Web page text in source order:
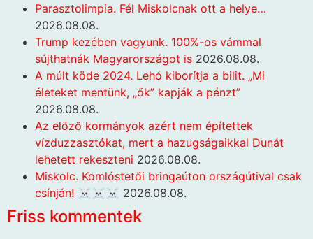
Parasztolimpia. Fél Miskolcnak ott a helye…
2026.08.08.
Trump kezében vagyunk. 100%-os vámmal
sújthatnák Magyarországot is 2026.08.08.
A múlt köde 2024. Lehó kiborítja a bilit. „Mi
életeket mentünk, „ők” kapják a pénzt”
2026.08.08.
Az előző kormányok azért nem építettek
vízduzzasztókat, mert a hazugságaikkal Dunát
lehetett rekeszteni 2026.08.08.
Miskolc. Komlóstetői bringaúton országútival csak
csínján! ☠️☠️☠️ 2026.08.08.
Friss kommentek